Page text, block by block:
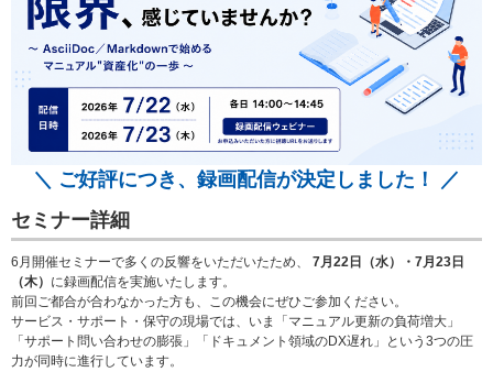
＼ ご好評につき、録画配信が決定しました！ ／
セミナー詳細
6月開催セミナーで多くの反響をいただいたため、 7月22日（水）・7月23日
（木） に録画配信を実施いたします。
前回ご都合が合わなかった方も、この機会にぜひご参加ください。
サービス・サポート・保守の現場では、いま「マニュアル更新の負荷増大」
「サポート問い合わせの膨張」「ドキュメント領域のDX遅れ」という3つの圧
力が同時に進行しています。